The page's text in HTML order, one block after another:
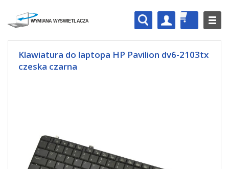
Klawiatura do laptopa HP Pavilion dv6-2103tx
czeska czarna